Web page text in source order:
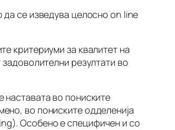
се изведува целосно on line
критериуми за квалитет на
резултати во
во пониските
во пониските одделенија
Особено е специфичен и со